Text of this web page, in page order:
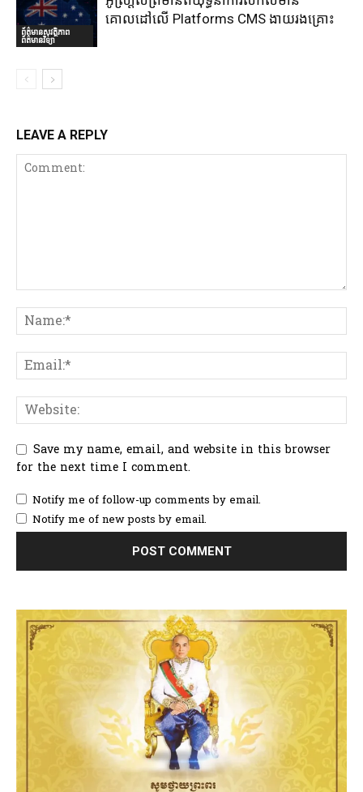
ព័ត៌មានសុវត្ថិភាព
ព័ត៌មានវិទ្យា
គោលដៅលើ Platforms CMS ងាយរងគ្រោះ
LEAVE A REPLY
Save my name, email, and website in this browser
for the next time I comment.
Notify me of follow-up comments by email.
Notify me of new posts by email.